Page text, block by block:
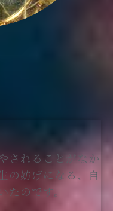
されることがなか
の妨げになる、自
のです。